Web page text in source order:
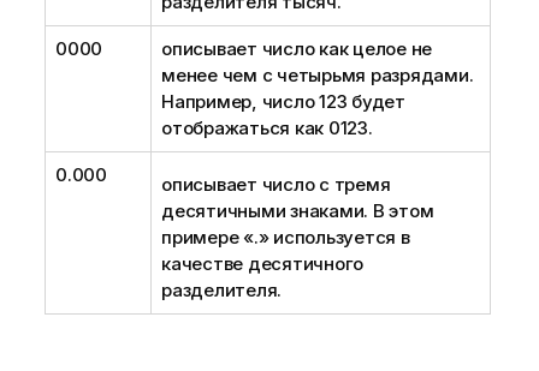
0000
описывает число как целое не
менее чем с четырьмя разрядами.
Например, число 123 будет
отображаться как 0123.
0.000
описывает число с тремя
десятичными знаками. В этом
примере «.» используется в
качестве десятичного
разделителя.